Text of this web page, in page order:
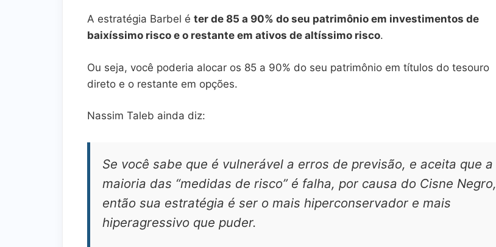
A estratégia Barbel é ter de 85 a 90% do seu patrimônio em investimentos de
baixíssimo risco e o restante em ativos de altíssimo risco.
Ou seja, você poderia alocar os 85 a 90% do seu patrimônio em títulos do tesouro
direto e o restante em opções.
Nassim Taleb ainda diz:
Se você sabe que é vulnerável a erros de previsão, e aceita que a
maioria das “medidas de risco” é falha, por causa do Cisne Negro,
então sua estratégia é ser o mais hiperconservador e mais
hiperagressivo que puder.